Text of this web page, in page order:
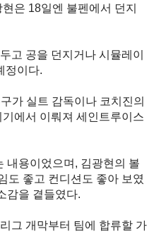
은 18일엔 불펜에서 던지
고 공을 던지거나 시뮬레이
정이다.
가 실트 감독이나 코치진의
에서 이뤄져 세인트루이스
용이었으며, 김광현의 볼
도 좋고 컨디션도 좋아 보였
감을 곁들였다.
그 개막부터 팀에 합류할 가